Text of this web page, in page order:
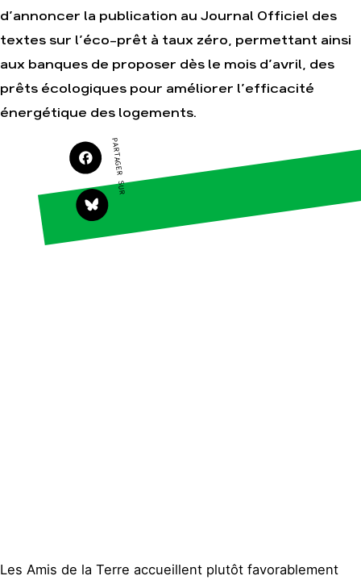
Agir
terrain
Agir au quotidien
Soutenir les
campagnes
Transmettre tout ou
partie de son
patrimoine
Télécharger
Nos
thématiques
Climat – Énergie
Finance
d’annoncer la publication au Journal Officiel des
textes sur l’éco-prêt à taux zéro, permettant ainsi
aux banques de proposer dès le mois d’avril, des
prêts écologiques pour améliorer l’efficacité
énergétique des logements.
PARTAGER SUR
Les Amis de la Terre accueillent plutôt favorablement